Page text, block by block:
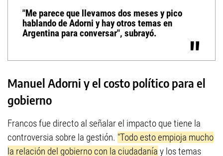
"Me parece que llevamos dos meses y pico
hablando de Adorni y hay otros temas en
Argentina para conversar", subrayó.
Manuel Adorni y el costo político para el
gobierno
Francos fue directo al señalar el impacto que tiene la
controversia sobre la gestión. "Todo esto empioja mucho
la relación del gobierno con la ciudadanía y los temas